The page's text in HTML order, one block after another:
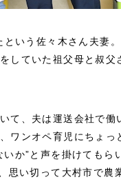
いう佐々木さん夫妻
していた祖父母と叔
て、夫は運送会社で
ワンオペ育児にちょ
か”と声を掛けても
思い切って大村市で